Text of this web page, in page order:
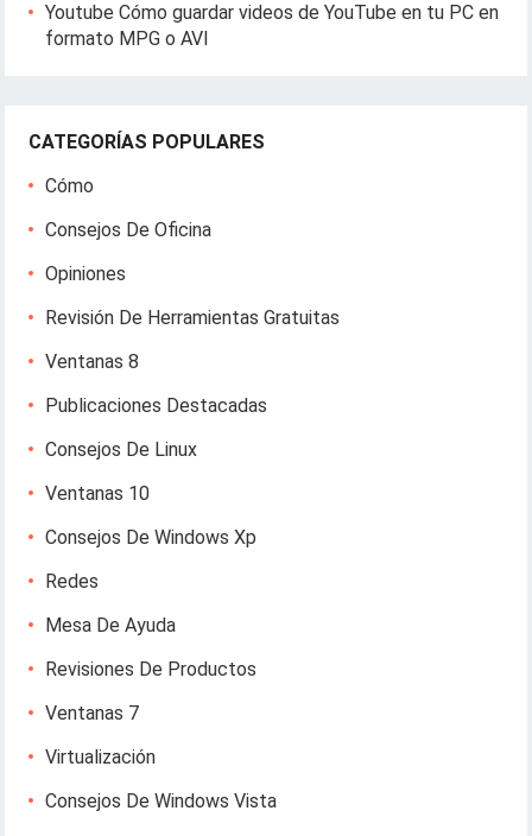
Youtube Cómo guardar videos de YouTube en tu PC en
formato MPG o AVI
CATEGORÍAS POPULARES
Cómo
Consejos De Oficina
Opiniones
Revisión De Herramientas Gratuitas
Ventanas 8
Publicaciones Destacadas
Consejos De Linux
Ventanas 10
Consejos De Windows Xp
Redes
Mesa De Ayuda
Revisiones De Productos
Ventanas 7
Virtualización
Consejos De Windows Vista